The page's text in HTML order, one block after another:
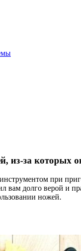
из-за которых
при
долго верой и
ножей.